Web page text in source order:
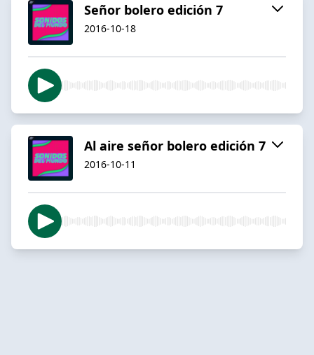
Señor bolero edición 7
2016-10-18
Al aire señor bolero edición 7
2016-10-11